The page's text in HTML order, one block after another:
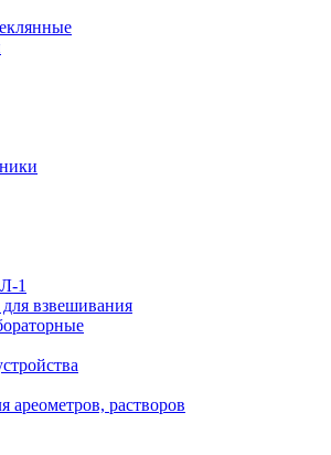
1
взвешивания
ареометров, растворов